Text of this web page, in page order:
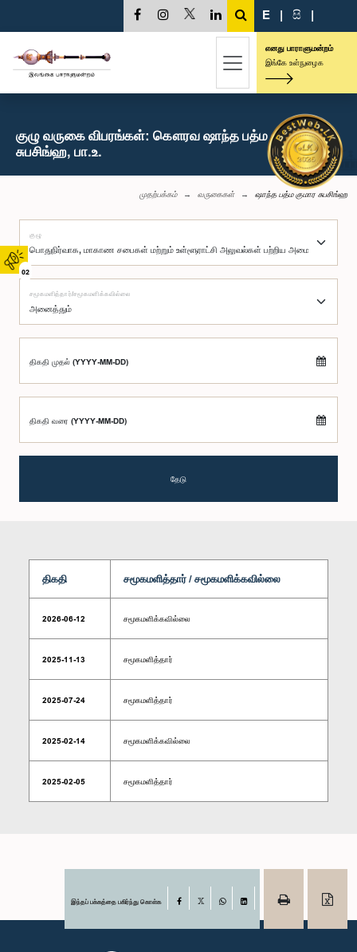
02
E | සි |
எனது பாராளுமன்றம்
இங்கே உள்நுழைக
குழு வருகை விபரங்கள்: கௌரவ ஷாந்த பத்ம குமார
சுபசிங்ஹ, பா.உ.
முதற்பக்கம் வருகைகள் ஷாந்த பத்ம குமார சுபசிங்ஹ
குழு
சமூகமளித்தார்/சமூகமளிக்கவில்லை
திகதி முதல் (YYYY-MM-DD)
திகதி வரை (YYYY-MM-DD)
தேடு
திகதி சமூகமளித்தார் / சமூகமளிக்கவில்லை
2026-06-12 சமூகமளிக்கவில்லை
2025-11-13 சமூகமளித்தார்
2025-07-24 சமூகமளித்தார்
2025-02-14 சமூகமளிக்கவில்லை
2025-02-05 சமூகமளித்தார்
இந்தப் பக்கத்தை பகிர்ந்து கொள்க Facebook